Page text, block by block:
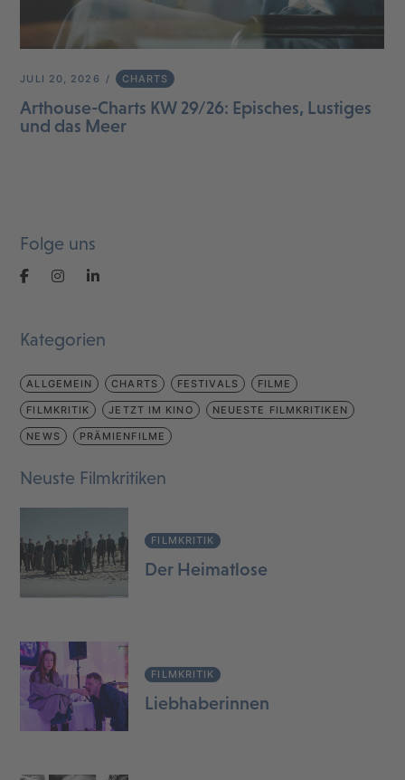
JULI 20, 2026 CHARTS
Arthouse-Charts KW 29/26: Episches, Lustiges
und das Meer
Folge uns
Kategorien
ALLGEMEIN CHARTS FESTIVALS FILME
FILMKRITIK JETZT IM KINO NEUESTE FILMKRITIKEN
NEWS PRÄMIENFILME
Neuste Filmkritiken
FILMKRITIK
Der Heimatlose
FILMKRITIK
Liebhaberinnen